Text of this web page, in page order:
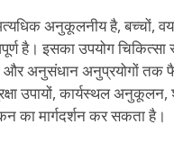
अत्यधिक अनुकूलनीय है, बच्चों,
है। इसका उपयोग
और अनुसंधान अनुप्रयोगों तक
उपायों, कार्यस्थल
का मार्गदर्शन कर सकता है।